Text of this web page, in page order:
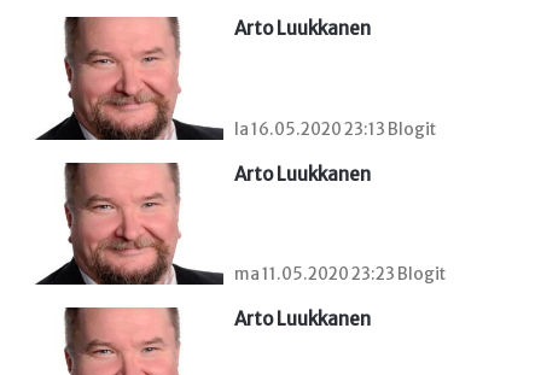
Arto Luukkanen
la 16.05.2020 23:13 Blogit
Arto Luukkanen
ma 11.05.2020 23:23 Blogit
Arto Luukkanen